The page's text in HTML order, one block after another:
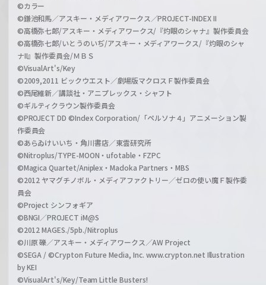
©カラー
©鎌池和馬／アスキー・メディアワークス／PROJECT-INDEX II
©高橋弥七郎/アスキー・メディアワークス/『灼眼のシャナ』製作委員会
©高橋弥七郎/いとうのいぢ/アスキー・メディアワークス/『灼眼のシャ
ナII』製作委員会/ＭＢＳ
©VisualArt's/Key
©2009,2011 ビックウエスト／劇場版マクロスＦ製作委員会
©西尾維新／講談社・アニプレックス・シャフト
©ギルティクラウン製作委員会
©PROJECT DD ©Index Corporation/「ペルソナ４」アニメーション製
作委員会
©あらゐけいいち・角川書店／東雲研究所
©Nitroplus/TYPE-MOON・ufotable・FZPC
©Magica Quartet/Aniplex・Madoka Partners・MBS
©2012 ヤマグチノボル・メディアファクトリー／ゼロの使い魔Ｆ製作委
員会
©Project シンフォギア
©BNGI／PROJECT iM@S
©2012 MAGES./5pb./Nitroplus
©川原 礫／アスキー・メディアワークス／AW Project
©SEGA / ©Crypton Future Media, Inc. www.crypton.net Illustration
by KEI
©VisualArt's/Key/Team Little Busters!